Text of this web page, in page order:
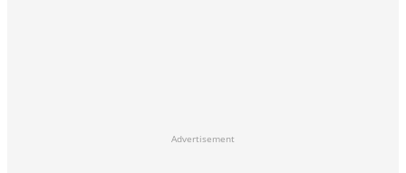
Advertisement